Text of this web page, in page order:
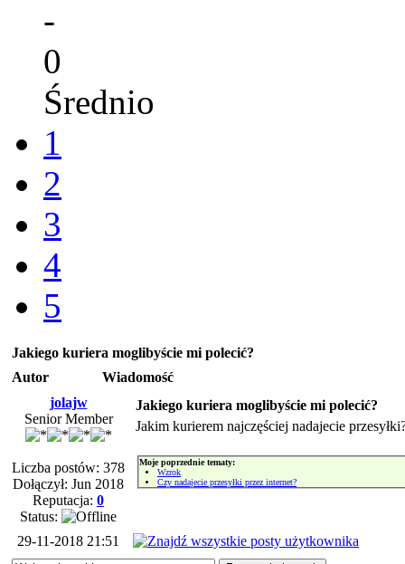
-
0
Średnio
1
2
3
4
5
Jakiego kuriera moglibyście mi polecić?
Autor
Wiadomość
jolajw
Senior Member
Liczba postów: 378
Dołączył: Jun 2018
Reputacja: 0
Status:
Jakiego kuriera moglibyście mi polecić?
Jakim kurierem najczęściej nadajecie
Moje poprzednie tematy:
Wzrok
Czy nadajecie przesyłki przez internet?
29-11-2018 21:51